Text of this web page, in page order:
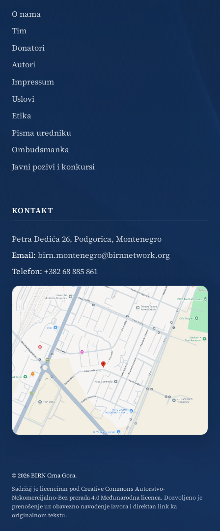
O nama
Tim
Donatori
Autori
Impressum
Uslovi
Etika
Pisma uredniku
Ombudsmanka
Javni pozivi i konkursi
KONTAKT
Petra Dedića 26, Podgorica, Montenegro
Email: birn.montenegro@birnnetwork.org
Telefon: +382 68 885 861
© 2026 BIRN Crna Gora.
Sadržaj je licenciran podCreative Commons Autorstvo-
Nekomercijalno-Bez prerada 4.0 Međunarodna licenca. Dozvoljeno je
prenošenje uz obavezno navođenje izvora i direktan link ka
originalnom tekstu.